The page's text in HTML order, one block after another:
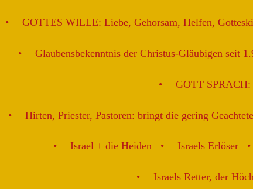
GOTTES WILLE: Liebe, Gehorsam, Helfen,
Glaubensbekenntnis der Christus-Gläubigen seit
GOTT SPRACH:
Hirten, Priester, Pastoren: bringt die gering
Israel + die Heiden Israels Erlöser
Israels Retter, der